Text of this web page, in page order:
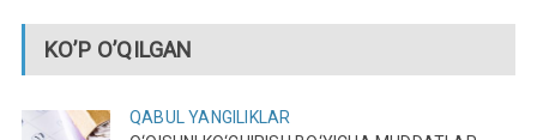
KO’P O’QILGAN
QABUL YANGILIKLAR